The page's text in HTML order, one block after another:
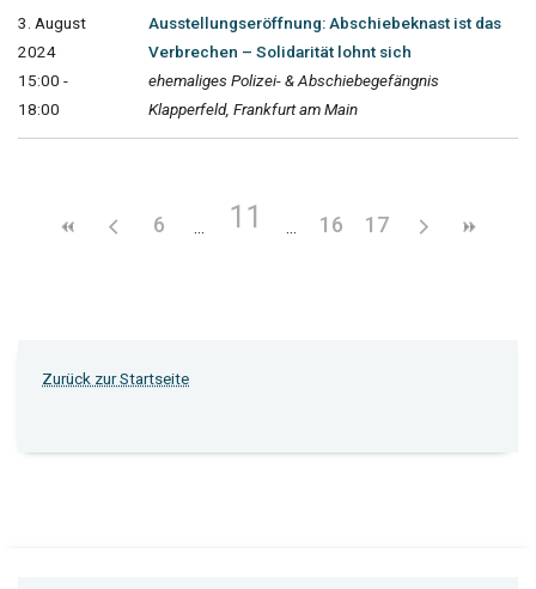
3. August
2024
15:00 -
18:00
Ausstellungseröffnung: Abschiebeknast ist das
Verbrechen – Solidarität lohnt sich
ehemaliges Polizei- & Abschiebegefängnis
Klapperfeld, Frankfurt am Main
6 11 16 17
Zurück zur Startseite